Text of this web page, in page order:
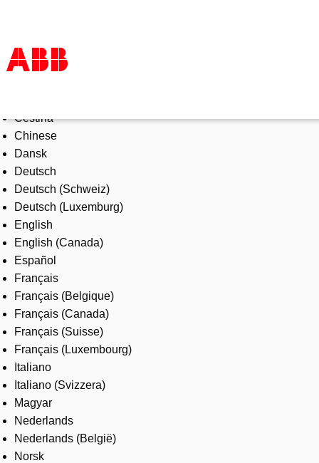
Produkte und Leistungen
Branchenlösungen
Service
Über uns
Vertriebspartner finden
Kontakt
Karriere
Čeština
Chinese
Dansk
Deutsch
Deutsch (Schweiz)
Deutsch (Luxemburg)
English
English (Canada)
Español
Français
Français (Belgique)
Français (Canada)
Français (Suisse)
Français (Luxembourg)
Italiano
Italiano (Svizzera)
Magyar
Nederlands
Nederlands (België)
Norsk